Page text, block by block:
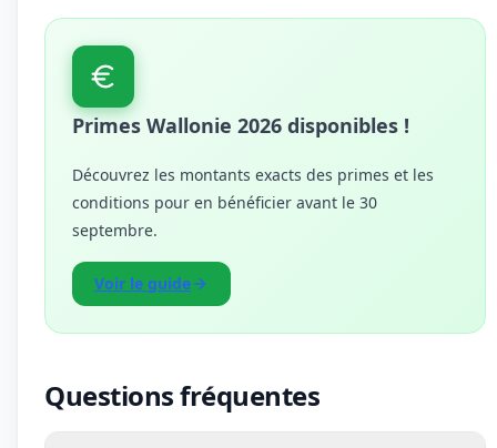
Primes Wallonie 2026 disponibles !
Découvrez les montants exacts des primes et les
conditions pour en bénéficier avant le 30
septembre.
Voir le guide
Questions fréquentes